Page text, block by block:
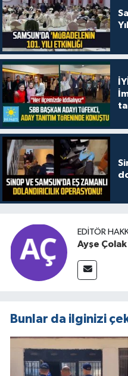
EDITÖR
Ayşe Çolak
Bunlar da ilginizi